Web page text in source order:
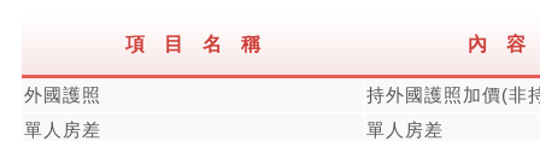
項 目 名 稱 內 容
外國護照
持外國護照加價(非
單人房差
單人房差